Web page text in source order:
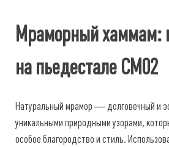
Мраморный хаммам:
на пьедестале СМ02
Натуральный мрамор — долговечный и
уникальными природными узорами,
особое благородство и стиль.